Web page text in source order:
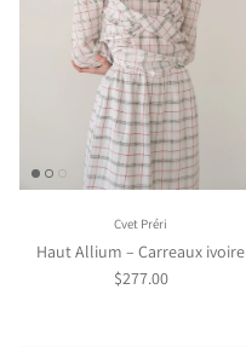
Cvet Préri
Haut Allium – Carreaux ivoire
$277.00